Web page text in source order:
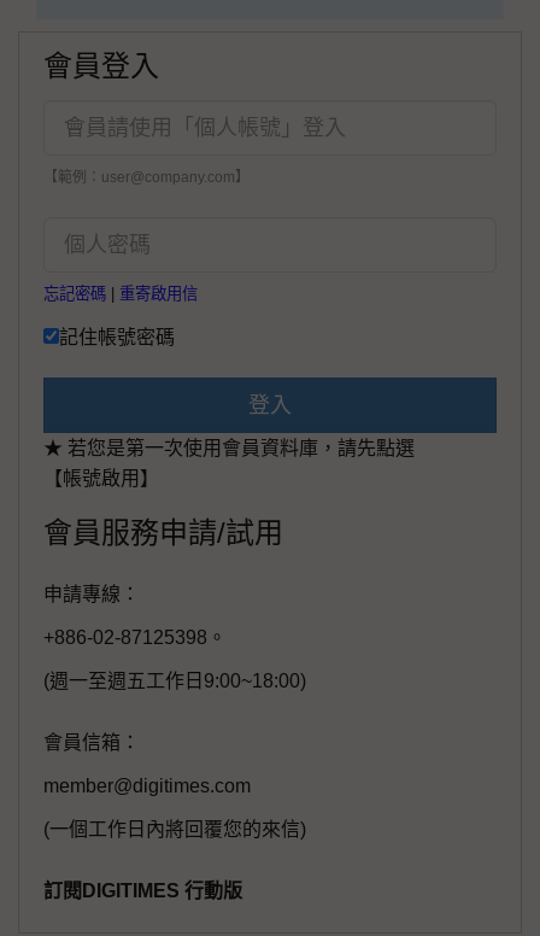
會員登入
【範例：user@company.com】
忘記密碼 重寄啟用信
記住帳號密碼
登入
★ 若您是第一次使用會員資料庫，請先點選
【帳號啟用】
會員服務申請/試用
申請專線：
+886-02-87125398。
(週一至週五工作日9:00~18:00)
會員信箱：
member@digitimes.com
(一個工作日內將回覆您的來信)
訂閱DIGITIMES 行動版